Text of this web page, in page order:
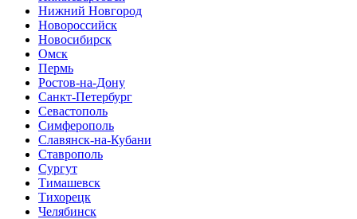
Нижний Новгород
Новороссийск
Новосибирск
Омск
Пермь
Ростов-на-Дону
Санкт-Петербург
Севастополь
Симферополь
Славянск-на-Кубани
Ставрополь
Сургут
Тимашевск
Тихорецк
Челябинск